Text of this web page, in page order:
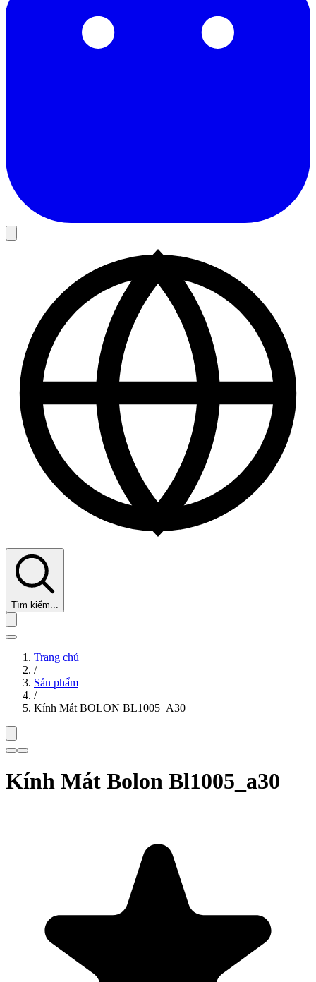
Tìm kiếm...
Trang chủ
/
Sản phẩm
/
Kính Mát BOLON BL1005_A30
Kính Mát Bolon Bl1005_a30